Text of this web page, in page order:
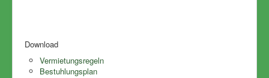
Download
Vermietungsregeln
Bestuhlungsplan